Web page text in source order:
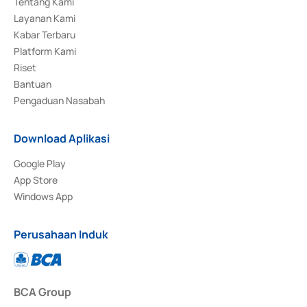
Layanan Kami
Kabar Terbaru
Platform Kami
Riset
Bantuan
Pengaduan Nasabah
Download Aplikasi
Google Play
App Store
Windows App
Perusahaan Induk
BCA Group